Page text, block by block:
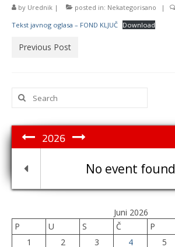
by Urednik | posted in: Nekategorisano |
Tekst javnog oglasa – FOND KLJUČ Download
Previous Post
Search
for:
2026
No event found
Juni 2026
P
U S Č P
1
2 3 4 5